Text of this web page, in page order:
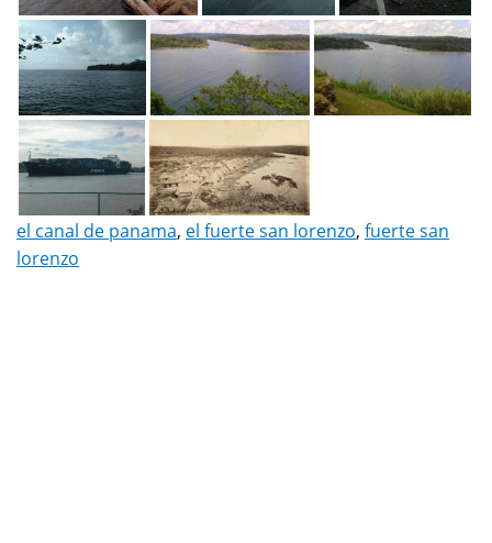
el canal de panama, el fuerte san lorenzo, fuerte san
lorenzo